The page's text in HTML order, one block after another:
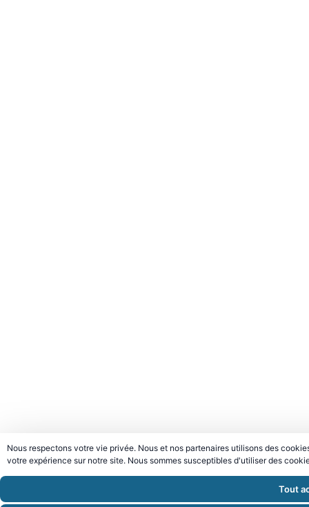
Nous respectons votre vie privée. Nous et nos partenaires utilisons des
votre expérience sur notre site. Nous sommes susceptibles d'utiliser des
Tout